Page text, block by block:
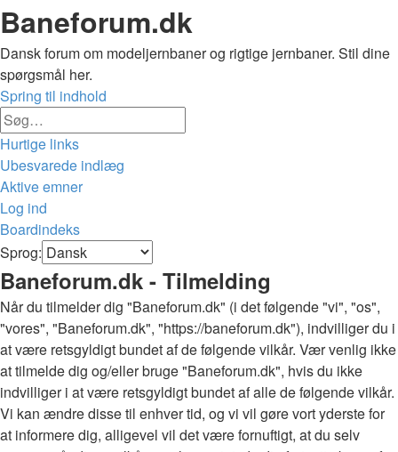
Baneforum.dk
Dansk forum om modeljernbaner og rigtige jernbaner. Stil dine
spørgsmål her.
Spring til indhold
Hurtige links
Ubesvarede indlæg
Aktive emner
Log ind
Boardindeks
Søg
Sprog:
Baneforum.dk - Tilmelding
Når du tilmelder dig "Baneforum.dk" (i det følgende "vi", "os",
"vores", "Baneforum.dk", "https://baneforum.dk"), indvilliger du i
at være retsgyldigt bundet af de følgende vilkår. Vær venlig ikke
at tilmelde dig og/eller bruge "Baneforum.dk", hvis du ikke
indvilliger i at være retsgyldigt bundet af alle de følgende vilkår.
Vi kan ændre disse til enhver tid, og vi vil gøre vort yderste for
at informere dig, alligevel vil det være fornuftigt, at du selv